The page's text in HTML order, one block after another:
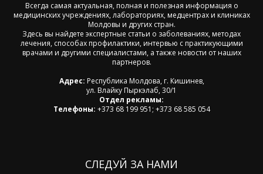
Всегда самая актуальная, полная и полезная информация о
медицинских учреждениях, лабораториях, медцентрах и клиниках
Молдовы и других стран.
Здесь вы найдете экспертные статьи о заболеваниях, методах
лечения, способах профилактики, интервью с практикующими
врачами и другими специалистами, а также новости от наших
партнеров.
Адрес: Республика Молдова, г. Кишинев,
ул. Влайку Пыркэлаб, 30/1
Отдел рекламы:
Телефоны: +373 68 199 951; +373 68 585 054
СЛЕДУЙ ЗА НАМИ